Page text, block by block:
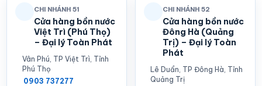
CHI NHÁNH 51
Cửa hàng bồn nước
Việt Trì (Phú Thọ)
– Đại lý Toàn Phát
Vân Phú, TP Việt Trì, Tỉnh
Phú Thọ
0903 737277
CHI NHÁNH 52
Cửa hàng bồn nước
Đông Hà (Quảng
Trị) – Đại lý Toàn
Phát
Lê Duẩn, TP Đông Hà, Tỉnh
Quảng Trị